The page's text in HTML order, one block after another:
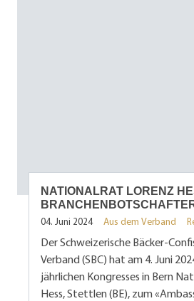
NATIONALRAT LORENZ
04. Juni 2024 Aus dem Verband
Der Schweizerische Bäcker-
Verband (SBC) hat am 4. Juni
jährlichen Kongresses in Bern
Hess, Stettlen (BE), zum